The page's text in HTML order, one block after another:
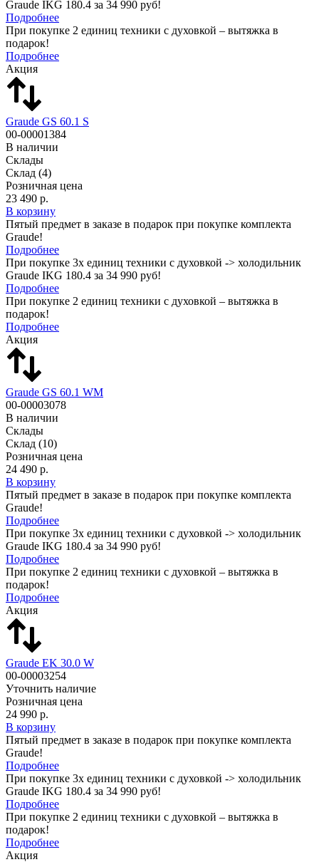
Graude IKG 180.4 за 34 990 руб!
Подробнее
При покупке 2 единиц техники с духовкой – вытяжка в
подарок!
Подробнее
Акция
Graude GS 60.1 S
00-00001384
В наличии
Склады
Склад (4)
Розничная цена
23 490 р.
В корзину
Пятый предмет в заказе в подарок при покупке комплекта
Graude!
Подробнее
При покупке 3х единиц техники с духовкой -> холодильник
Graude IKG 180.4 за 34 990 руб!
Подробнее
При покупке 2 единиц техники с духовкой – вытяжка в
подарок!
Подробнее
Акция
Graude GS 60.1 WM
00-00003078
В наличии
Склады
Склад (10)
Розничная цена
24 490 р.
В корзину
Пятый предмет в заказе в подарок при покупке комплекта
Graude!
Подробнее
При покупке 3х единиц техники с духовкой -> холодильник
Graude IKG 180.4 за 34 990 руб!
Подробнее
При покупке 2 единиц техники с духовкой – вытяжка в
подарок!
Подробнее
Акция
Graude EK 30.0 W
00-00003254
Уточнить наличие
Розничная цена
24 990 р.
В корзину
Пятый предмет в заказе в подарок при покупке комплекта
Graude!
Подробнее
При покупке 3х единиц техники с духовкой -> холодильник
Graude IKG 180.4 за 34 990 руб!
Подробнее
При покупке 2 единиц техники с духовкой – вытяжка в
подарок!
Подробнее
Акция